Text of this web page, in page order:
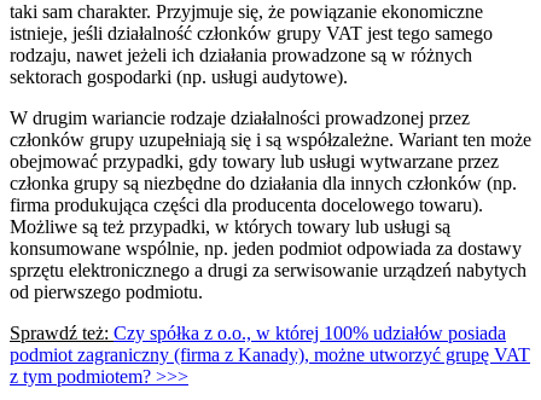
taki sam charakter. Przyjmuje się, że powiązanie ekonomiczne
istnieje, jeśli działalność członków grupy VAT jest tego samego
rodzaju, nawet jeżeli ich działania prowadzone są w różnych
sektorach gospodarki (np. usługi audytowe).
W drugim wariancie rodzaje działalności prowadzonej przez
członków grupy uzupełniają się i są współzależne. Wariant ten może
obejmować przypadki, gdy towary lub usługi wytwarzane przez
członka grupy są niezbędne do działania dla innych członków (np.
firma produkująca części dla producenta docelowego towaru).
Możliwe są też przypadki, w których towary lub usługi są
konsumowane wspólnie, np. jeden podmiot odpowiada za dostawy
sprzętu elektronicznego a drugi za serwisowanie urządzeń nabytych
od pierwszego podmiotu.
Sprawdź też: Czy spółka z o.o., w której 100% udziałów posiada
podmiot zagraniczny (firma z Kanady), możne utworzyć grupę VAT
z tym podmiotem? >>>